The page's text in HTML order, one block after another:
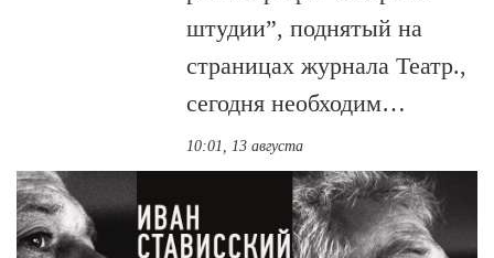
штудии”, поднятый на
страницах журнала Театр.,
сегодня необходим…
10:01, 13 августа